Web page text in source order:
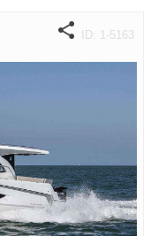
ID: 1-5163